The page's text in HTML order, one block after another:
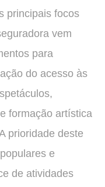
principais focos
vem
para
do acesso às
formação artística
prioridade deste
e
de atividades